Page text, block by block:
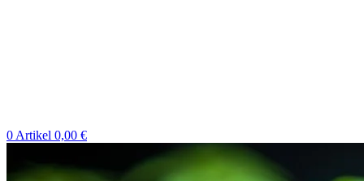
0 Artikel 0,00 €